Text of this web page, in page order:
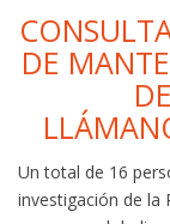
DE
Un total de 16
investigación de la